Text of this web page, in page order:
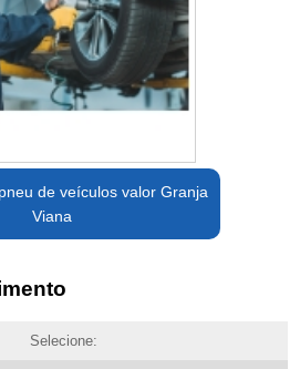
de veículos valor Granja
Viana
Selecione: